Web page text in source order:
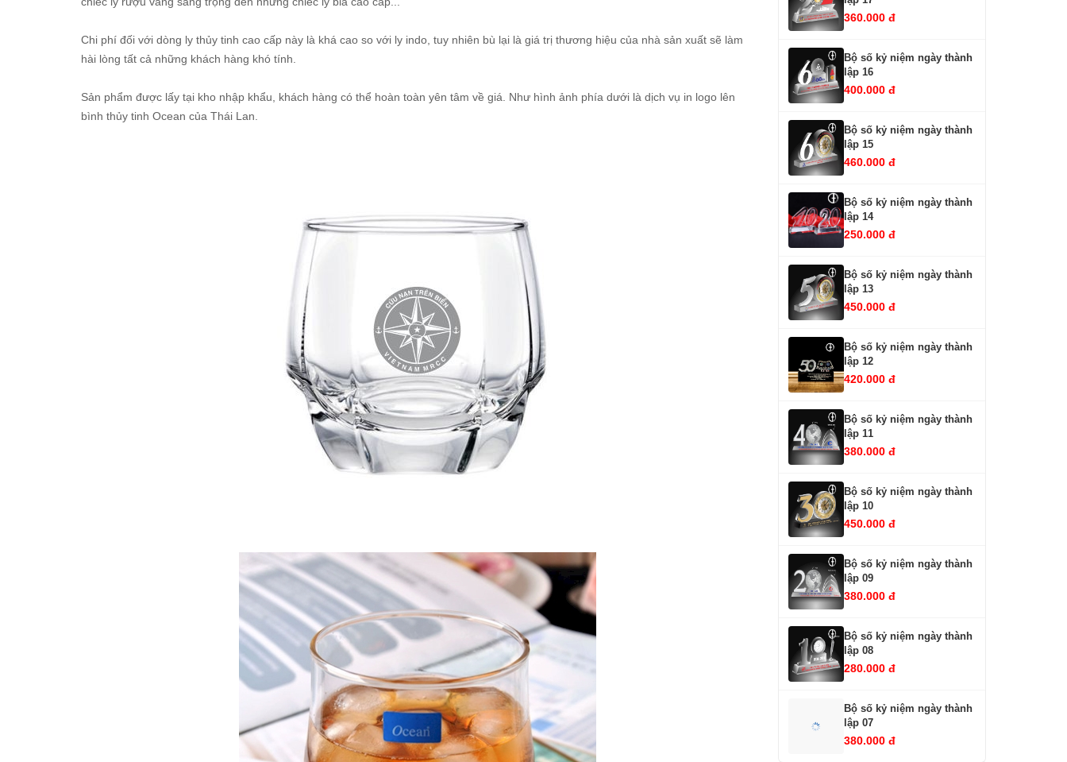
Chi phí đối với dòng ly thủy tinh cao cấp này là khá cao so với ly indo, tuy nhiên bù lại là giá trị thương hiệu của nhà sản xuất sẽ làm
hài lòng tất cả những khách hàng khó tính.
Sản phẩm được lấy tại kho nhập khẩu, khách hàng có thể hoàn toàn yên tâm về giá. Như hình ảnh phía dưới là dịch vụ in logo lên
bình thủy tinh Ocean của Thái Lan.
360.000 đ
Bộ số kỷ niệm ngày thành
lập 16
400.000 đ
Bộ số kỷ niệm ngày thành
lập 15
460.000 đ
Bộ số kỷ niệm ngày thành
lập 14
250.000 đ
Bộ số kỷ niệm ngày thành
lập 13
450.000 đ
Bộ số kỷ niệm ngày thành
lập 12
420.000 đ
Bộ số kỷ niệm ngày thành
lập 11
380.000 đ
Bộ số kỷ niệm ngày thành
lập 10
450.000 đ
Bộ số kỷ niệm ngày thành
lập 09
380.000 đ
Bộ số kỷ niệm ngày thành
lập 08
280.000 đ
Bộ số kỷ niệm ngày thành
lập 07
380.000 đ